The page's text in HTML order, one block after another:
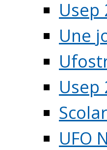
Usep
Une
Usep
UFO